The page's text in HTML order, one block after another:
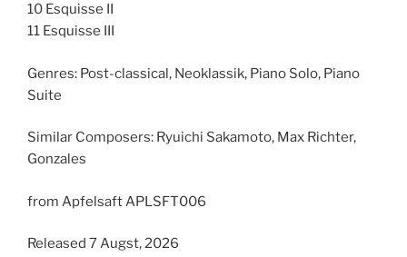
10 Esquisse II
11 Esquisse III
Genres: Post-classical, Neoklassik, Piano Solo, Piano
Suite
Similar Composers: Ryuichi Sakamoto, Max Richter,
Gonzales
from Apfelsaft APLSFT006
Released 7 Augst, 2026